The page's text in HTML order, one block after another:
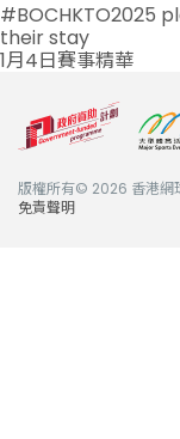
文
章
導
覽
#BOCHKTO2025
their stay
1月4日賽事精華
版權所有© 2026 香港網
免責聲明